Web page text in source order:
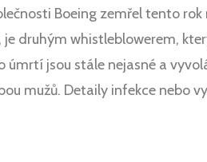
Boeing zemřel tento
druhým whistleblowerem,
úmrtí jsou stále nejasné a
mužů. Detaily infekce nebo